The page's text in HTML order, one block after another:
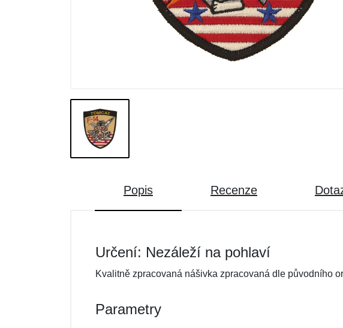
Popis Recenze
Určení: Nezáleží na pohlaví
Kvalitně zpracovaná nášivka zpracovaná dle původního
Parametry